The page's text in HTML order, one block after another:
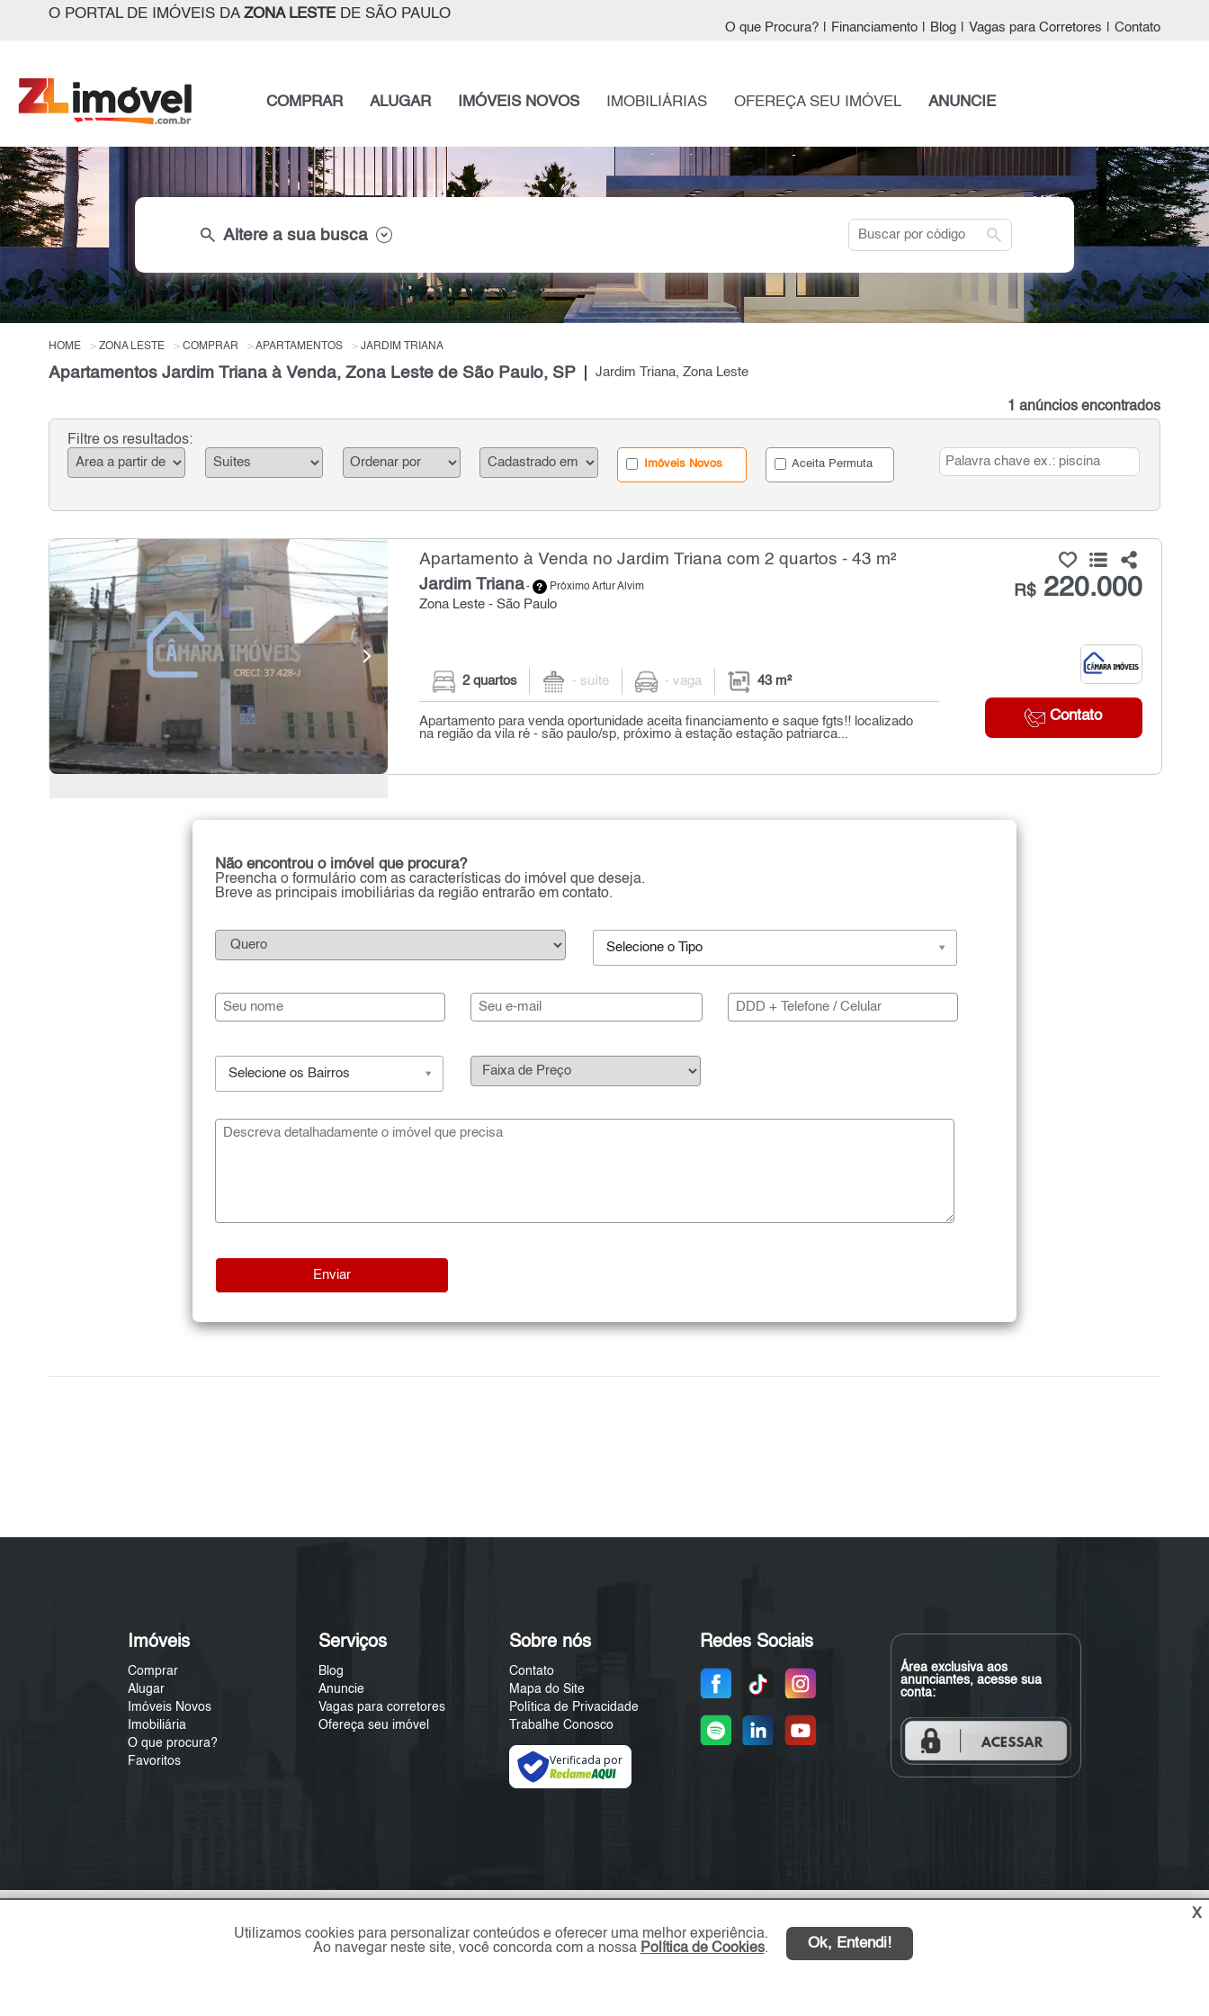
O PORTAL DE IMÓVEIS DA ZONA LESTEDE SÃO PAULO
O que Procura? Financiamento Blog Vagas para Corretores Contato
COMPRAR ALUGAR IMÓVEIS NOVOS IMOBILIÁRIAS OFEREÇA SEU IMÓVEL ANUNCIE
search Altere a sua busca search
HOME ZONA LESTE COMPRAR APARTAMENTOS JARDIM TRIANA
Apartamentos Jardim Triana à Venda, Zona Leste de São Paulo, SP Jardim Triana, Zona Leste
1 anúncios encontrados
Filtre os resultados:
Imóveis Novos Aceita Permuta
Apartamento à Venda no Jardim Triana com 2 quartos - 43 m²
Jardim Triana- Próximo Artur Alvim
Zona Leste - São Paulo
R$220.000
Contato
2 quartos - suíte - vaga 43 m²
Apartamento para venda oportunidade aceita financiamento e saque fgts!! localizado
na região da vila ré - são paulo/sp, próximo à estação estação patriarca...
Não encontrou o imóvel que procura?
Preencha o formulário com as características do imóvel que deseja.
Breve as principais imobiliárias da região entrarão em contato.
Selecione o Tipo
Selecione os Bairros
Imóveis
Comprar
Alugar
Imóveis Novos
Imobiliária
O que procura?
Favoritos
Serviços
Blog
Anuncie
Vagas para corretores
Ofereça seu imóvel
Sobre nós
Contato
Mapa do Site
Política de Privacidade
Trabalhe Conosco
Verificada por
Redes Sociais
Área exclusiva aos
anunciantes, acesse sua
conta:
X
Utilizamos cookies para personalizar conteúdos e oferecer uma melhor experiência.
Ao navegar neste site, você concorda com a nossa Política de Cookies. Ok, Entendi!